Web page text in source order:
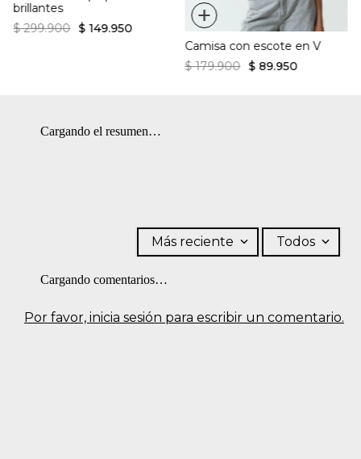
brillantes
$ 299.900 $ 149.950 +
Camisa con escote en V
$ 179.900 $ 89.950
Cargando el resumen…
Por favor, inicia sesión para escribir un comentario.
Más reciente Todos
Cargando comentarios…